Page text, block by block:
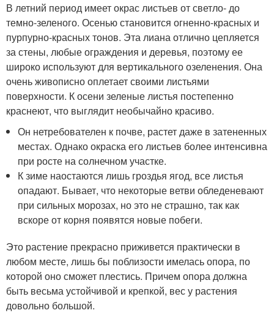
В летний период имеет окрас листьев от светло- до
темно-зеленого. Осенью становится огненно-красных и
пурпурно-красных тонов. Эта лиана отлично цепляется
за стены, любые ограждения и деревья, поэтому ее
широко используют для вертикального озеленения. Она
очень живописно оплетает своими листьями
поверхности. К осени зеленые листья постепенно
краснеют, что выглядит необычайно красиво.
Он нетребователен к почве, растет даже в затененных
местах. Однако окраска его листьев более интенсивна
при росте на солнечном участке.
К зиме наостаются лишь гроздья ягод, все листья
опадают. Бывает, что некоторые ветви обледеневают
при сильных морозах, но это не страшно, так как
вскоре от корня появятся новые побеги.
Это растение прекрасно приживется практически в
любом месте, лишь бы поблизости имелась опора, по
которой оно сможет плестись. Причем опора должна
быть весьма устойчивой и крепкой, вес у растения
довольно большой.